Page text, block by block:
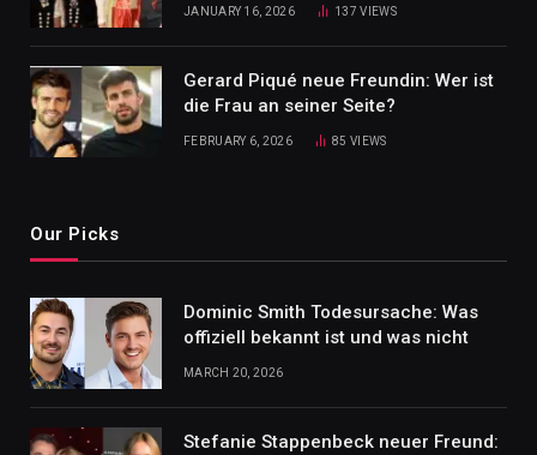
JANUARY 16, 2026 137VIEWS
Gerard Piqué neue Freundin: Wer ist
die Frau an seiner Seite?
FEBRUARY 6, 2026 85VIEWS
Our Picks
Dominic Smith Todesursache: Was
offiziell bekannt ist und was nicht
MARCH 20, 2026
Stefanie Stappenbeck neuer Freund: